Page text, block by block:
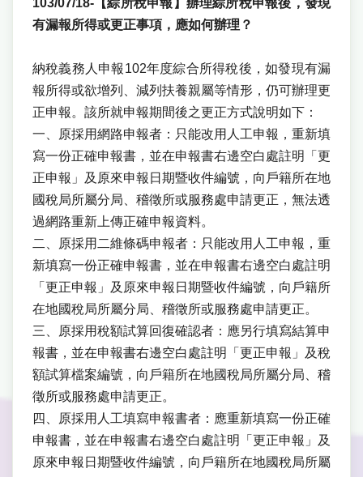
103/07/18-【綜所稅申報】辦理綜所稅申報後，發現
有漏報所得或更正事項，應如何辦理？
納稅義務人申報102年度綜合所得稅後，如發現有漏
報所得或欲增列、減列扶養親屬等情形，仍可辦理更
正申報。該所就申報期間後之更正方式說明如下：
一、原採用網路申報者：只能改用人工申報，重新填
寫一份正確申報書，並在申報書右邊空白處註明「更
正申報」及原來申報日期暨收件編號，向戶籍所在地
國稅局所屬分局、稽徵所或服務處申請更正，無法透
過網路重新上傳正確申報資料。
二、原採用二維條碼申報者：只能改用人工申報，重
新填寫一份正確申報書，並在申報書右邊空白處註明
「更正申報」及原來申報日期暨收件編號，向戶籍所
在地國稅局所屬分局、稽徵所或服務處申請更正。
三、原採用稅額試算回復確認者：應另行填寫結算申
報書，並在申報書右邊空白處註明「更正申報」及稅
額試算檔案編號，向戶籍所在地國稅局所屬分局、稽
徵所或服務處申請更正。
四、原採用人工填寫申報書者：應重新填寫一份正確
申報書，並在申報書右邊空白處註明「更正申報」及
原來申報日期暨收件編號，向戶籍所在地國稅局所屬